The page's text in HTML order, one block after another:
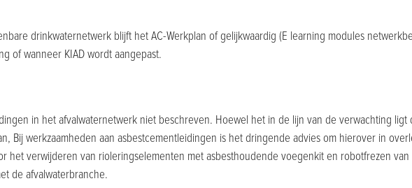
drinkwaternetwerk blijft het AC-Werkplan of gelijkwaardig (E learning modules
of wanneer KIAD wordt aangepast.
in het afvalwaternetwerk niet beschreven. Hoewel het in de lijn van de verwachting ligt
Bij werkzaamheden aan asbestcementleidingen is het dringende advies om hierover in
het verwijderen van rioleringselementen met asbesthoudende voegenkit en robotfrezen
de afvalwaterbranche.